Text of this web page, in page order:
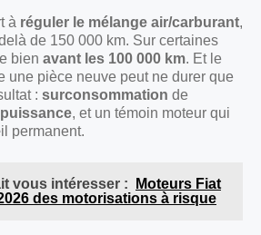
à réguler le mélange air/carburant,
de 150 000 km. Sur certaines
bien avant les 100 000 km. Et le
une pièce neuve peut ne durer que
: surconsommation de
, et un témoin moteur qui
permanent.
vous intéresser :
Moteurs Fiat
des motorisations à risque